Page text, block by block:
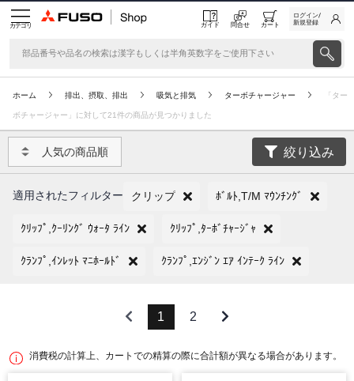
カテゴリ ガイド 問合せ カート
ログイン/
新規登録
ホーム 排出、摂取、排出 吸気と排気 ターボチャージャー 「ター
ボチャージャー」に対して21件の商品が見つかりました
人気の商品順 絞り込み
適用されたフィルター クリップ ﾎﾞﾙﾄ,T/M ﾏｳﾝﾁﾝｸﾞ
ｸﾘｯﾌﾟ,ｸｰﾘﾝｸﾞ ｳｫｰﾀ ﾗｲﾝ ｸﾘｯﾌﾟ,ﾀｰﾎﾞﾁｬｰｼﾞｬ
ｸﾗﾝﾌﾟ,ｲﾝﾚｯﾄ ﾏﾆﾎｰﾙﾄﾞ ｸﾗﾝﾌﾟ,ｴﾝｼﾞﾝ ｴｱ ｲﾝﾃｰｸ ﾗｲﾝ
1 2
消費税の計算上、カートでの精算の際に合計額が異なる場合があります。